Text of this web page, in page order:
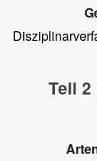
Teil